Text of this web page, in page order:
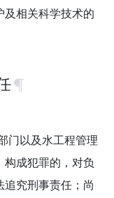
及相关科学技术的
门以及水工程管理
成犯罪的，对负
究刑事责任；尚